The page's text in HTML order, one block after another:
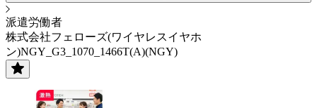
派遣労働者
株式会社フェローズ(ワイヤレスイヤホ
ン)NGY_G3_1070_1466T(A)(NGY)